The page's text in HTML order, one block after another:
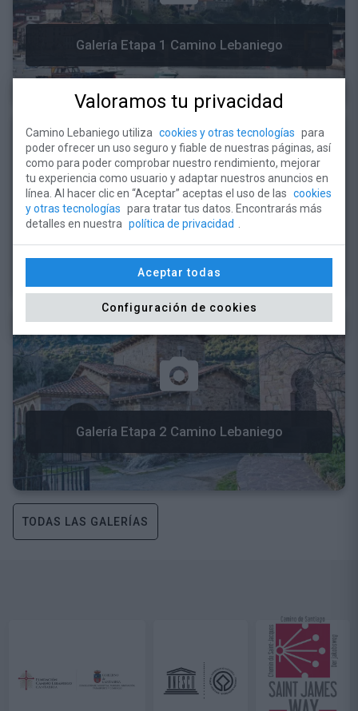
Galería Etapa 1 Camino Lebaniego
Galería Etapa 2 Camino Lebaniego
TODAS LAS GALERÍAS
Valoramos tu privacidad
Camino Lebaniego utiliza cookies y otras tecnologías para
poder ofrecer un uso seguro y fiable de nuestras páginas, así
como para poder comprobar nuestro rendimiento, mejorar
tu experiencia como usuario y adaptar nuestros anuncios en
línea. Al hacer clic en “Aceptar” aceptas el uso de las cookies
y otras tecnologías para tratar tus datos. Encontrarás más
detalles en nuestra política de privacidad
Aceptar todas
Configuración de cookies